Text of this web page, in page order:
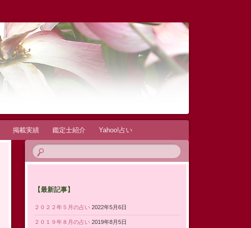
掲載実績 鑑定士紹介 Yahoo!占い
【最新記事】
２０２２年５月の占い 2022年5月6日
２０１９年８月の占い 2019年8月5日